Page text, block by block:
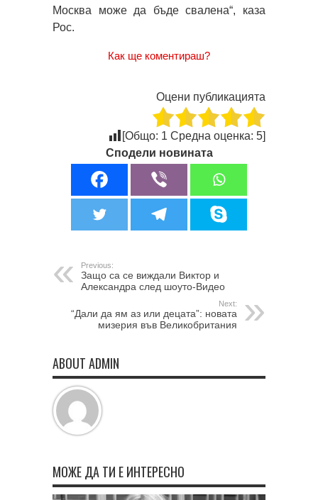
Москва може да бъде свалена“, каза
Рос.
Как ще коментираш?
Оцени публикацията
[Общо: 1 Средна оценка: 5]
Сподели новината
Previous:
Защо са се виждали Виктор и
Александра след шоуто-Видео
Next:
“Дали да ям аз или децата”: новата
мизерия във Великобритания
ABOUT ADMIN
МОЖЕ ДА ТИ Е ИНТЕРЕСНО